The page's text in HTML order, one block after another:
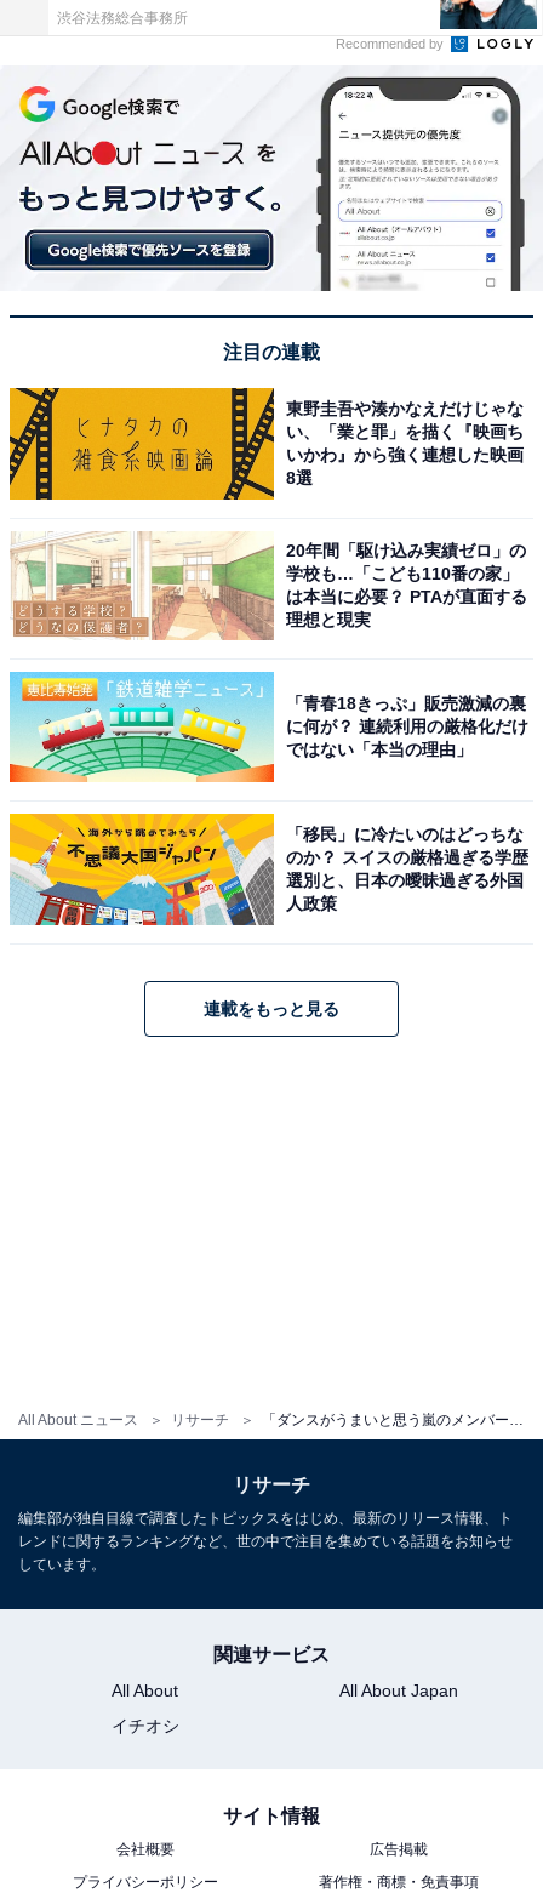
All About ニュース リサーチ
40代女性）といった声が寄せられています。
1位は、圧倒的な差で「大野智」さんが獲得しました！
グループの最年長である大野さん。ダンスの他に歌唱力
自由回答を見ると、「全員で踊っていても大野くんのダ
ンスを見てしまう」（宮城県／20代女性）や、「ジャニ
ーズで1番上手いと思う」（北海道／20代女性）、「皆
さんうまいですが、並んでいると一段上の技術な気がし
ます」（青森県／50代女性）など、大絶賛の声が多数寄
せられています。他にも、「なんでもこなせる」や「癖
・
と「櫻井翔」を抑えた1位は？
・
「歌がうまいと思う嵐のメンバー」ランキング！ 2位
「演技がうまいと思う嵐のメンバー」ランキング！ 3位
「大野智」、2位「松本潤」、圧倒的1位は？
渋谷法務総合事務所
Recommended by
注目の連載
東野圭吾や湊かなえだけじゃな
い、「業と罪」を描く『映画ち
いかわ』から強く連想した映画
8選
20年間「駆け込み実績ゼロ」の
学校も…「こども110番の家」
は本当に必要？ PTAが直面する
理想と現実
「青春18きっぷ」販売激減の裏
に何が？ 連続利用の厳格化だけ
ではない「本当の理由」
「移民」に冷たいのはどっちな
のか？ スイスの厳格過ぎる学歴
選別と、日本の曖昧過ぎる外国
人政策
連載をもっと見る
リサーチ
編集部が独自目線で調査したトピックスをはじめ、最新のリリース情報、ト
レンドに関するランキングなど、世の中で注目を集めている話題をお知らせ
しています。
関連サービス
All About
All About Japan
イチオシ
サイト情報
会社概要
広告掲載
プライバシーポリシー
著作権・商標・免責事項